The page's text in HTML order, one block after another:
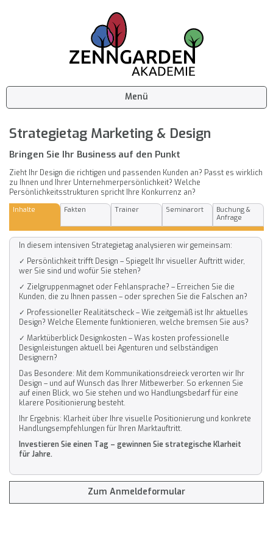
Menü
Strategietag Marketing & Design
Bringen Sie Ihr Business auf den Punkt
Zieht Ihr Design die richtigen und passenden Kunden an? Passt es wirklich
zu Ihnen und Ihrer Unternehmerpersönlichkeit? Welche
Persönlichkeitsstrukturen spricht Ihre Konkurrenz an?
Inhalte Fakten Trainer Seminarort
Buchung &
Anfrage
In diesem intensiven Strategietag analysieren wir gemeinsam:
✓ Persönlichkeit trifft Design – Spiegelt Ihr visueller Auftritt wider,
wer Sie sind und wofür Sie stehen?
✓ Zielgruppenmagnet oder Fehlansprache? – Erreichen Sie die
Kunden, die zu Ihnen passen – oder sprechen Sie die Falschen an?
✓ Professioneller Realitätscheck – Wie zeitgemäß ist Ihr aktuelles
Design? Welche Elemente funktionieren, welche bremsen Sie aus?
✓ Marktüberblick Designkosten – Was kosten professionelle
Designleistungen aktuell bei Agenturen und selbständigen
Designern?
Das Besondere: Mit dem Kommunikationsdreieck verorten wir Ihr
Design – und auf Wunsch das Ihrer Mitbewerber. So erkennen Sie
auf einen Blick, wo Sie stehen und wo Handlungsbedarf für eine
klarere Positionierung besteht.
Ihr Ergebnis: Klarheit über Ihre visuelle Positionierung und konkrete
Handlungsempfehlungen für Ihren Marktauftritt.
Investieren Sie einen Tag – gewinnen Sie strategische Klarheit
für Jahre.
Zum Anmeldeformular